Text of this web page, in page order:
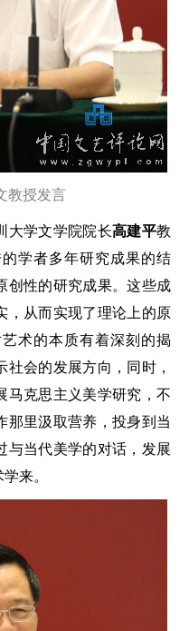
教授发言
学文学院院长高建平教
学者多年研究成果的结
创性的研究成果。这些成
，从而实现了理论上的原
术的本质有着深刻的揭
会的发展方向，同时，
马克思主义美学研究，不
那里汲取营养，投身到当
与当代美学的对话，发展
来。